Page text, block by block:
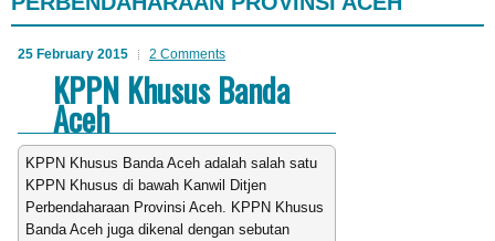
25 February 2015 2 Comments
KPPN Khusus Banda
Aceh
KPPN Khusus Banda Aceh adalah salah satu
KPPN Khusus di bawah Kanwil Ditjen
Perbendaharaan Provinsi Aceh. KPPN Khusus
Banda Aceh juga dikenal dengan sebutan